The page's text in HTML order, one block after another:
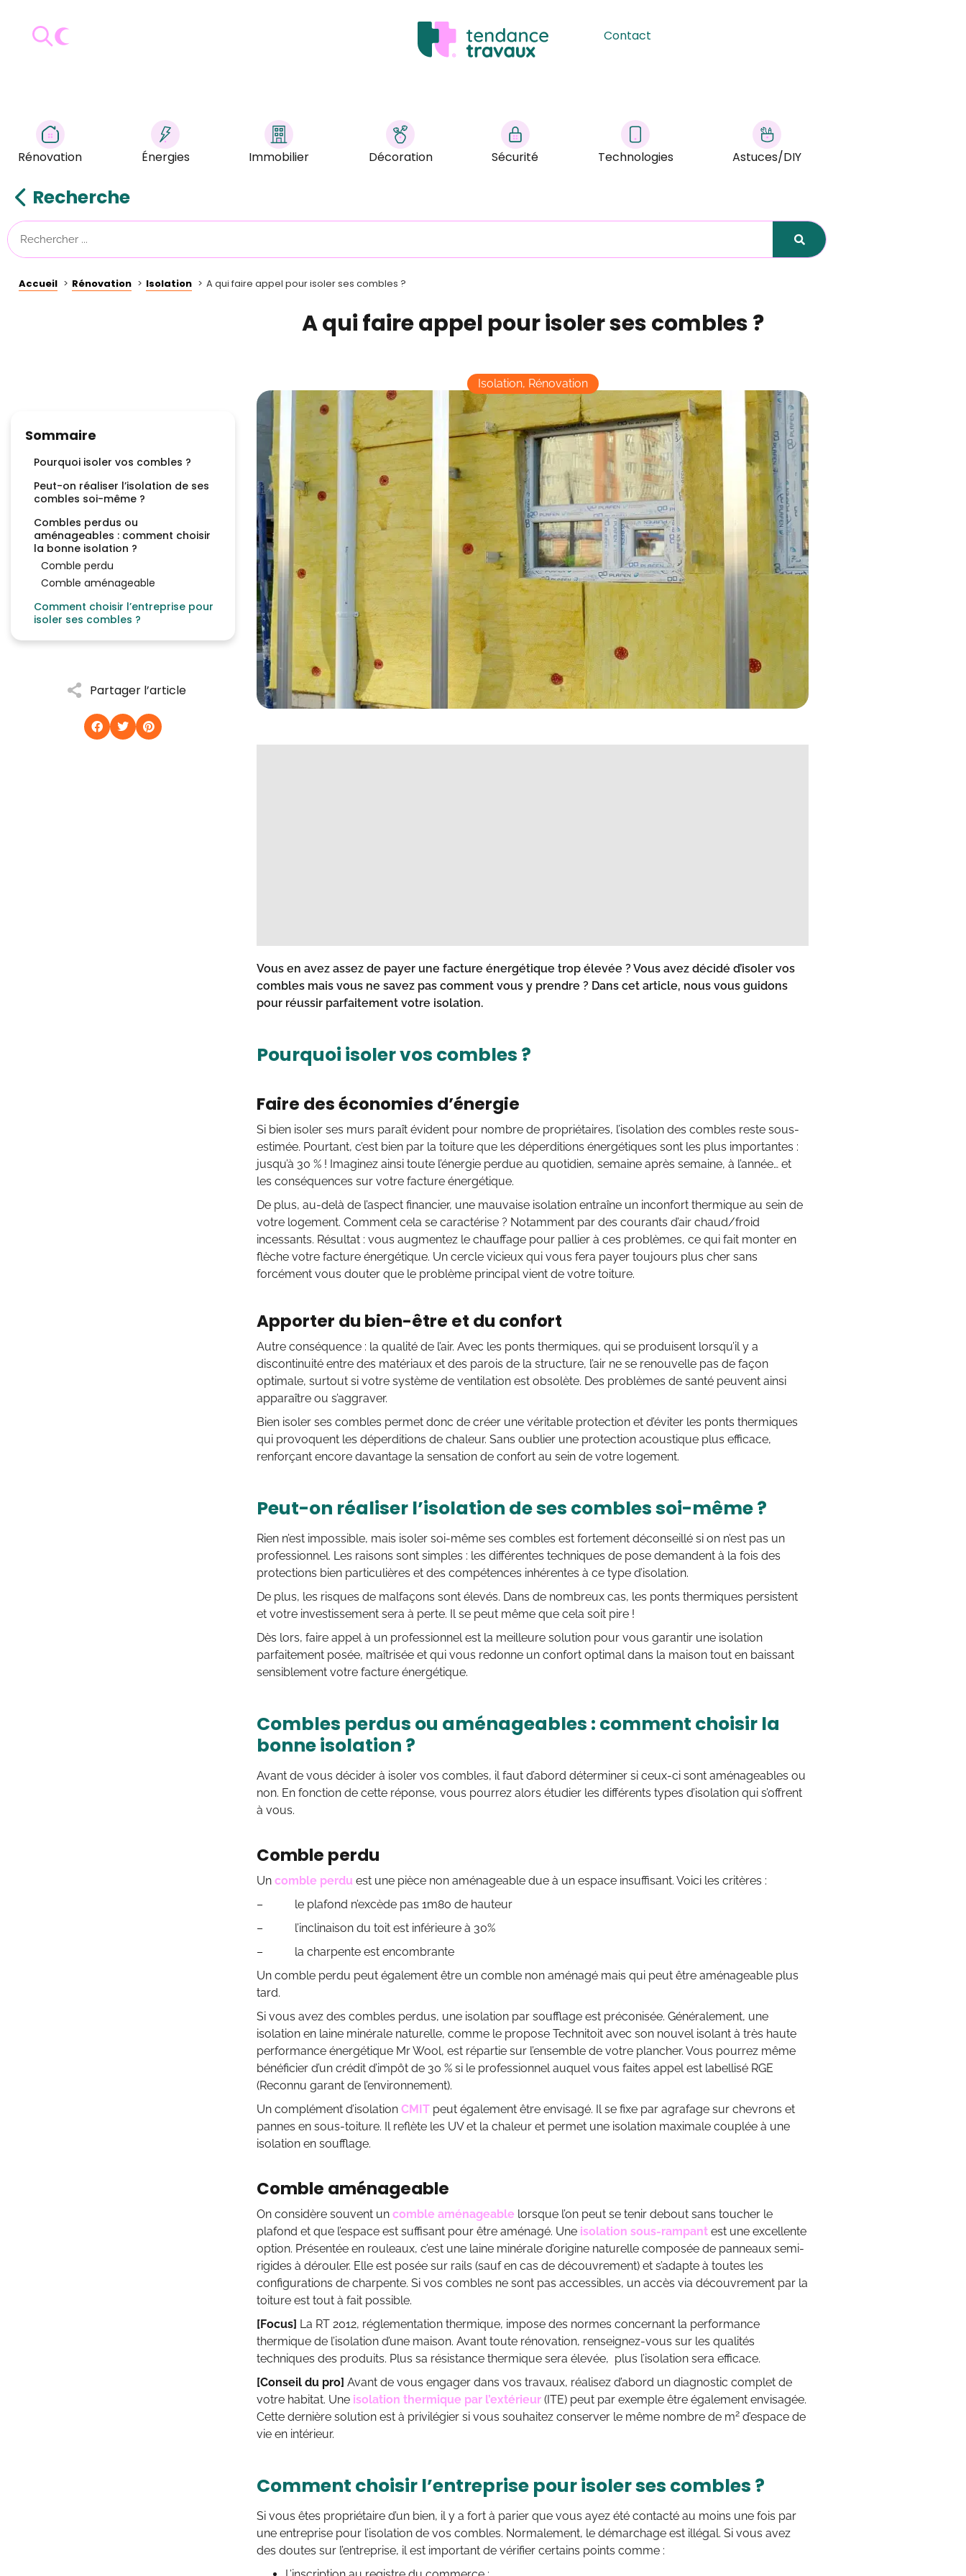
Contact
Rénovation Énergies Immobilier Décoration Sécurité Technologies Astuces/DIY
Recherche
Accueil Rénovation Isolation A qui faire appel pour isoler ses combles ?
Sommaire
Pourquoi isoler vos combles ?
Peut-on réaliser l’isolation de ses
combles soi-même ?
Combles perdus ou
aménageables : comment choisir
la bonne isolation ?
Comble perdu
Comble aménageable
Comment choisir l’entreprise pour
isoler ses combles ?
Partager l’article
A qui faire appel pour isoler ses combles ?
Isolation, Rénovation
Vous en avez assez de payer une facture énergétique trop élevée ? Vous avez décidé d’isoler vos
combles mais vous ne savez pas comment vous y prendre ? Dans cet article, nous vous guidons
pour réussir parfaitement votre isolation.
Pourquoi isoler vos combles ?
Faire des économies d’énergie
Si bien isoler ses murs paraît évident pour nombre de propriétaires, l’isolation des combles reste sous-
estimée. Pourtant, c’est bien par la toiture que les déperditions énergétiques sont les plus importantes :
jusqu’à 30 % ! Imaginez ainsi toute l’énergie perdue au quotidien, semaine après semaine, à l’année… et
les conséquences sur votre facture énergétique.
De plus, au-delà de l’aspect financier, une mauvaise isolation entraîne un inconfort thermique au sein de
votre logement. Comment cela se caractérise ? Notamment par des courants d’air chaud/froid
incessants. Résultat : vous augmentez le chauffage pour pallier à ces problèmes, ce qui fait monter en
flèche votre facture énergétique. Un cercle vicieux qui vous fera payer toujours plus cher sans
forcément vous douter que le problème principal vient de votre toiture.
Apporter du bien-être et du confort
Autre conséquence : la qualité de l’air. Avec les ponts thermiques, qui se produisent lorsqu’il y a
discontinuité entre des matériaux et des parois de la structure, l’air ne se renouvelle pas de façon
optimale, surtout si votre système de ventilation est obsolète. Des problèmes de santé peuvent ainsi
apparaître ou s’aggraver.
Bien isoler ses combles permet donc de créer une véritable protection et d’éviter les ponts thermiques
qui provoquent les déperditions de chaleur. Sans oublier une protection acoustique plus efficace,
renforçant encore davantage la sensation de confort au sein de votre logement.
Peut-on réaliser l’isolation de ses combles soi-même ?
Rien n’est impossible, mais isoler soi-même ses combles est fortement déconseillé si on n’est pas un
professionnel. Les raisons sont simples : les différentes techniques de pose demandent à la fois des
protections bien particulières et des compétences inhérentes à ce type d’isolation.
De plus, les risques de malfaçons sont élevés. Dans de nombreux cas, les ponts thermiques persistent
et votre investissement sera à perte. Il se peut même que cela soit pire !
Dès lors, faire appel à un professionnel est la meilleure solution pour vous garantir une isolation
parfaitement posée, maîtrisée et qui vous redonne un confort optimal dans la maison tout en baissant
sensiblement votre facture énergétique.
Combles perdus ou aménageables : comment choisir la
bonne isolation ?
Avant de vous décider à isoler vos combles, il faut d’abord déterminer si ceux-ci sont aménageables ou
non. En fonction de cette réponse, vous pourrez alors étudier les différents types d’isolation qui s’offrent
à vous.
Comble perdu
Un comble perdu est une pièce non aménageable due à un espace insuffisant. Voici les critères :
– le plafond n’excède pas 1m80 de hauteur
– l’inclinaison du toit est inférieure à 30%
– la charpente est encombrante
Un comble perdu peut également être un comble non aménagé mais qui peut être aménageable plus
tard.
Si vous avez des combles perdus, une isolation par soufflage est préconisée. Généralement, une
isolation en laine minérale naturelle, comme le propose Technitoit avec son nouvel isolant à très haute
performance énergétique Mr Wool, est répartie sur l’ensemble de votre plancher. Vous pourrez même
bénéficier d’un crédit d’impôt de 30 % si le professionnel auquel vous faites appel est labellisé RGE
(Reconnu garant de l’environnement).
Un complément d’isolation CMIT peut également être envisagé. Il se fixe par agrafage sur chevrons et
pannes en sous-toiture. Il reflète les UV et la chaleur et permet une isolation maximale couplée à une
isolation en soufflage.
Comble aménageable
On considère souvent un comble aménageable lorsque l’on peut se tenir debout sans toucher le
plafond et que l’espace est suffisant pour être aménagé. Une isolation sous-rampant est une excellente
option. Présentée en rouleaux, c’est une laine minérale d’origine naturelle composée de panneaux semi-
rigides à dérouler. Elle est posée sur rails (sauf en cas de découvrement) et s’adapte à toutes les
configurations de charpente. Si vos combles ne sont pas accessibles, un accès via découvrement par la
toiture est tout à fait possible.
[Focus] La RT 2012, réglementation thermique, impose des normes concernant la performance
thermique de l’isolation d’une maison. Avant toute rénovation, renseignez-vous sur les qualités
techniques des produits. Plus sa résistance thermique sera élevée, plus l’isolation sera efficace.
[Conseil du pro] Avant de vous engager dans vos travaux, réalisez d’abord un diagnostic complet de
votre habitat. Une isolation thermique par l’extérieur (ITE) peut par exemple être également envisagée.
Cette dernière solution est à privilégier si vous souhaitez conserver le même nombre de m2 d’espace de
vie en intérieur.
Comment choisir l’entreprise pour isoler ses combles ?
Si vous êtes propriétaire d’un bien, il y a fort à parier que vous ayez été contacté au moins une fois par
une entreprise pour l’isolation de vos combles. Normalement, le démarchage est illégal. Si vous avez
des doutes sur l’entreprise, il est important de vérifier certains points comme :